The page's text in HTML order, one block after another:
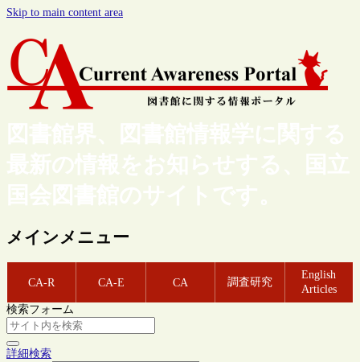
Skip to main content area
図書館界、図書館情報学に関する
最新の情報をお知らせする、国立
国会図書館のサイトです。
メインメニュー
CA-R CA-E CA 調査研究
English
Articles
検索フォーム
詳細検索